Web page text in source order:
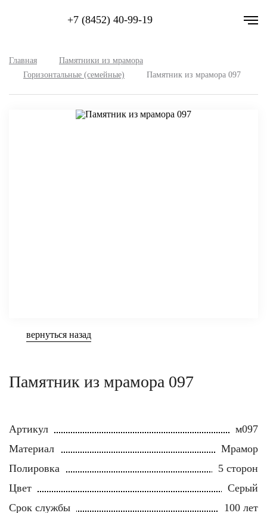
+7 (8452) 40-99-19
Главная
Памятники из мрамора
Горизонтальные (семейные)
Памятник из мрамора 097
вернуться назад
Памятник из мрамора 097
Артикул
м097
Материал
Мрамор
Полировка
5 сторон
Цвет
Серый
Срок службы
100 лет